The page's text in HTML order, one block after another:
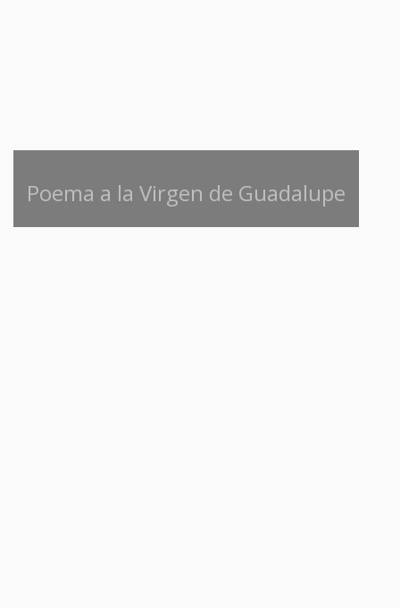
Poema a la Virgen de Guadalupe